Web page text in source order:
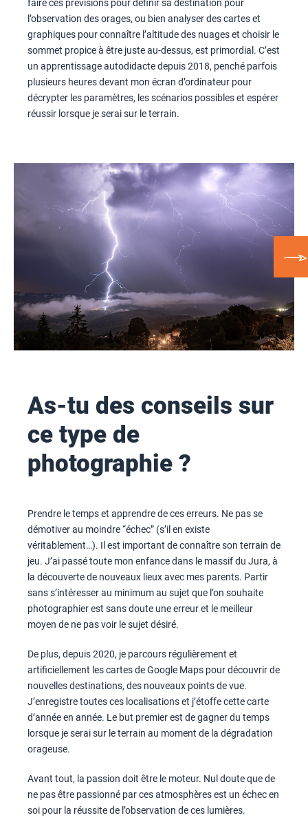
faire ces prévisions pour définir sa destination pour
l’observation des orages, ou bien analyser des cartes et
graphiques pour connaître l’altitude des nuages et choisir le
sommet propice à être juste au-dessus, est primordial. C’est
un apprentissage autodidacte depuis 2018, penché parfois
plusieurs heures devant mon écran d’ordinateur pour
décrypter les paramètres, les scénarios possibles et espérer
réussir lorsque je serai sur le terrain.
As-tu des conseils sur
ce type de
photographie ?
Prendre le temps et apprendre de ces erreurs. Ne pas se
démotiver au moindre “échec” (s’il en existe
véritablement…). Il est important de connaître son terrain de
jeu. J’ai passé toute mon enfance dans le massif du Jura, à
la découverte de nouveaux lieux avec mes parents. Partir
sans s’intéresser au minimum au sujet que l’on souhaite
photographier est sans doute une erreur et le meilleur
moyen de ne pas voir le sujet désiré.
De plus, depuis 2020, je parcours régulièrement et
artificiellement les cartes de Google Maps pour découvrir de
nouvelles destinations, des nouveaux points de vue.
J’enregistre toutes ces localisations et j’étoffe cette carte
d’année en année. Le but premier est de gagner du temps
lorsque je serai sur le terrain au moment de la dégradation
orageuse.
Avant tout, la passion doit être le moteur. Nul doute que de
ne pas être passionné par ces atmosphères est un échec en
soi pour la réussite de l’observation de ces lumières.